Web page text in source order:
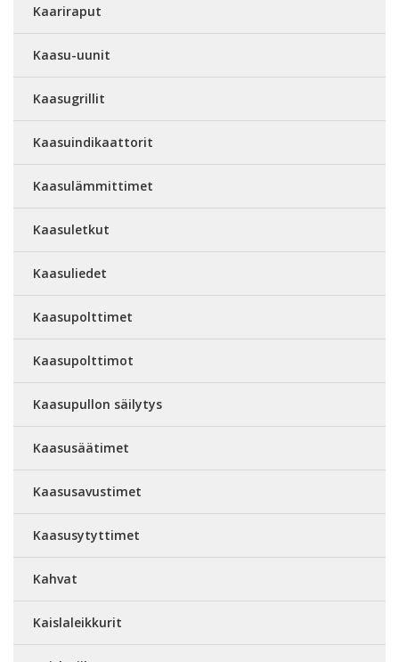
Kaariraput
Kaasu-uunit
Kaasugrillit
Kaasuindikaattorit
Kaasulämmittimet
Kaasuletkut
Kaasuliedet
Kaasupolttimet
Kaasupolttimot
Kaasupullon säilytys
Kaasusäätimet
Kaasusavustimet
Kaasusytyttimet
Kahvat
Kaislaleikkurit